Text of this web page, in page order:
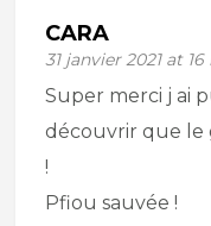
CARA
31 janvier 2021 at
Super merci j ai
découvrir que le
!
Pfiou sauvée !